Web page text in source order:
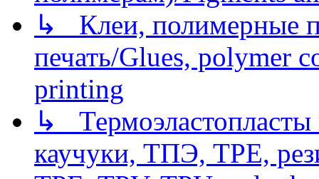
↳ Клеи, полимерные
печать/Glues, polymer
printing
↳
каучуки, ТПЭ, TPE,